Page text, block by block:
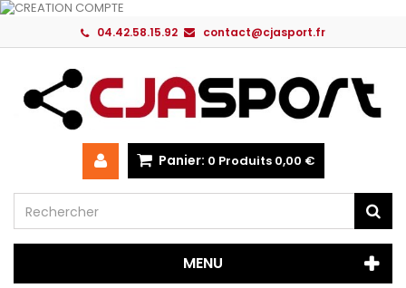
04.42.58.15.92 contact@cjasport.fr
Panier: 0 Produits 0,00 €
MENU